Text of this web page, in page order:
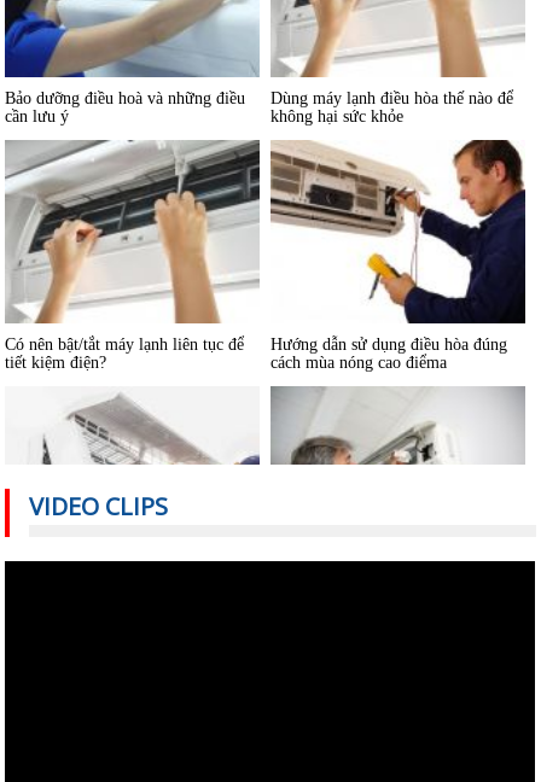
Bảo dưỡng điều hoà và những điều
cần lưu ý
Dùng máy lạnh điều hòa thế nào để
không hại sức khỏe
Có nên bật/tắt máy lạnh liên tục để
tiết kiệm điện?
Hướng dẫn sử dụng điều hòa đúng
cách mùa nóng cao điểma
VIDEO CLIPS